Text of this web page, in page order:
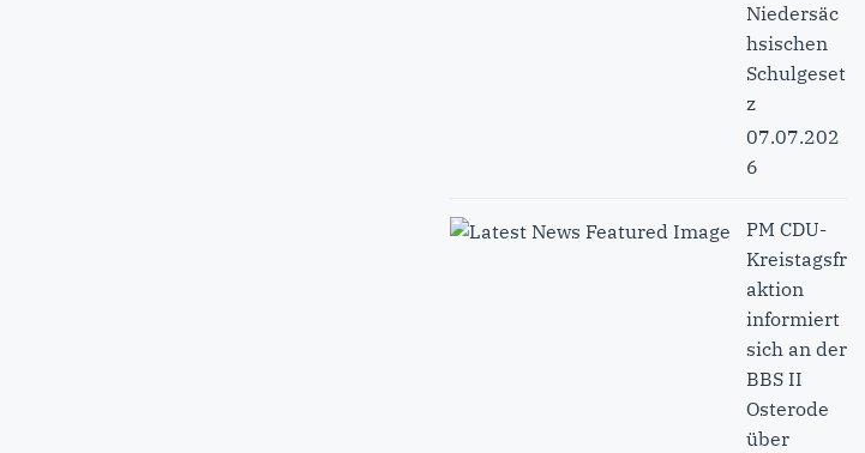
Niedersäc
hsischen
Schulgeset
z
07.07.202
6
PM CDU-
Kreistagsfr
aktion
informiert
sich an der
BBS II
Osterode
über